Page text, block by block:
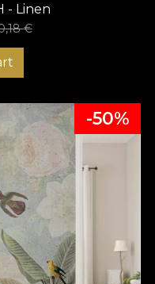
- Linen
€
-50%